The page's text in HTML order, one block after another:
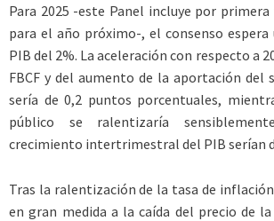
Para 2025 -este Panel incluye por
para el año próximo-, el consenso
PIB del 2%. La aceleración con respecto a
FBCF y del aumento de la aportación del
sería de 0,2 puntos porcentuales,
público se ralentizaría
crecimiento intertrimestral del PIB serían
Tras la ralentización de la tasa de
en gran medida a la caída del precio de